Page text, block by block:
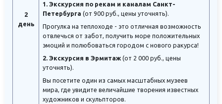
2
день
1. Экскурсия по рекам и каналам Санкт-
Петербурга (от 900 руб., цены уточнять).
Прогулка на теплоходе - это отличная возможность
отвлечься от забот, получить море положительных
эмоций и полюбоваться городом с нового ракурса!
2. Экскурсия в Эрмитаж (от 2 000 руб., цены
уточнять).
Вы посетите один из самых масштабных музеев
мира, где увидите величайшие творения известных
художников и скульпторов.